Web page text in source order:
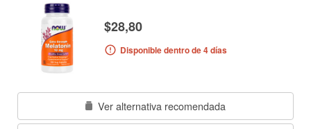
$28,80
Disponible dentro de 4 días
Ver alternativa recomendada